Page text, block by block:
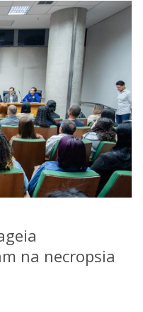
na necropsia